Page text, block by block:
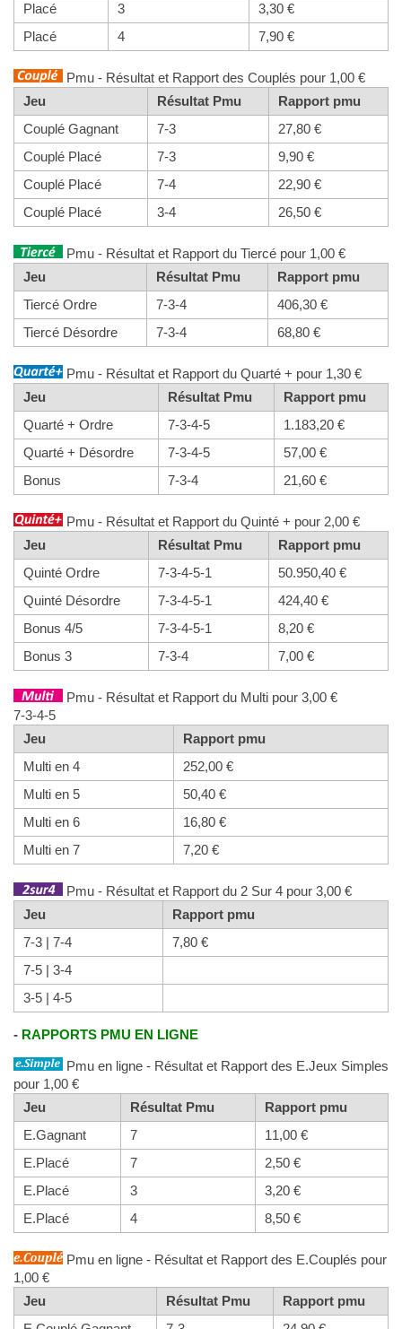
Placé
3
3,30 €
Placé
4 7,90 €
Pmu - Résultat et Rapport des Couplés pour 1,00 €
Jeu
Résultat Pmu
Rapport pmu
Couplé Gagnant
7-3
27,80 €
Couplé Placé
7-3
9,90 €
Couplé Placé
7-4
22,90 €
Couplé Placé
3-4 26,50 €
Pmu - Résultat et Rapport du Tiercé pour 1,00 €
Jeu
Résultat Pmu
Rapport pmu
Tiercé Ordre
7-3-4
406,30 €
Tiercé Désordre
7-3-4 68,80 €
Pmu - Résultat et Rapport du Quarté + pour 1,30 €
Jeu
Résultat Pmu
Rapport pmu
Quarté + Ordre
7-3-4-5
1.183,20 €
Quarté + Désordre
7-3-4-5
57,00 €
Bonus
7-3-4 21,60 €
Pmu - Résultat et Rapport du Quinté + pour 2,00 €
Jeu
Résultat Pmu
Rapport pmu
Quinté Ordre
7-3-4-5-1
50.950,40 €
Quinté Désordre
7-3-4-5-1
424,40 €
Bonus 4/5
7-3-4-5-1
8,20 €
Bonus 3
7-3-4 7,00 €
Pmu - Résultat et Rapport du Multi pour 3,00 €
7-3-4-5
Jeu
Rapport pmu
Multi en 4
252,00 €
Multi en 5
50,40 €
Multi en 6
16,80 €
Multi en 7
7,20 €
Pmu - Résultat et Rapport du 2 Sur 4 pour 3,00 €
Jeu
Rapport pmu
7-3 | 7-4
7,80 €
7-5 | 3-4
3-5 | 4-5
- RAPPORTS PMU EN LIGNE
Pmu en ligne - Résultat et Rapport des E.Jeux Simples
pour 1,00 €
Jeu
Résultat Pmu
Rapport pmu
E.Gagnant
7
11,00 €
E.Placé
7
2,50 €
E.Placé
3
3,20 €
E.Placé
4 8,50 €
Pmu en ligne - Résultat et Rapport des E.Couplés pour
1,00 €
Jeu
Résultat Pmu
Rapport pmu